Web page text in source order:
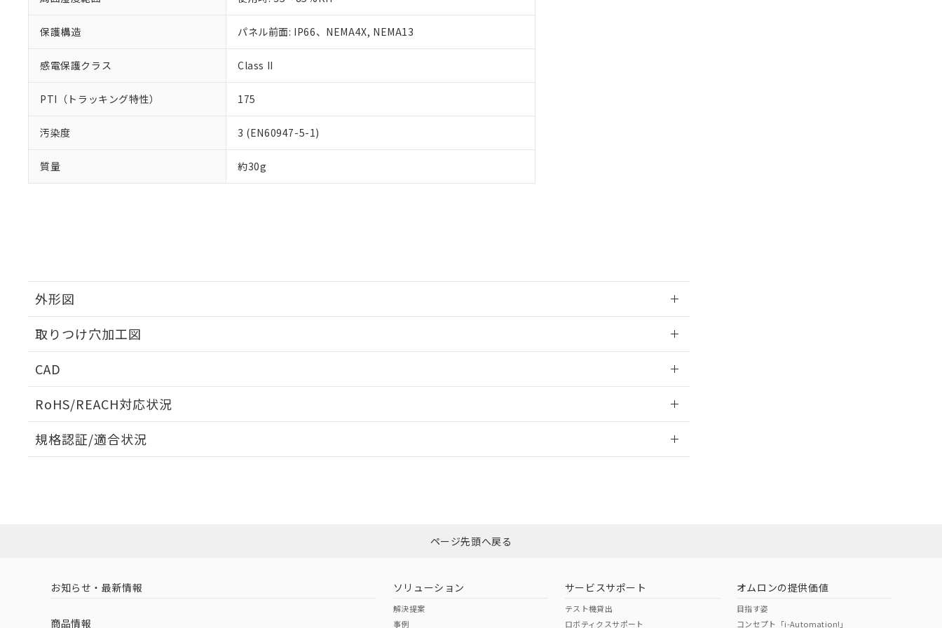
保護構造 パネル前面: IP66、NEMA4X, NEMA13
感電保護クラス Class II
PTI（トラッキング特性） 175
汚染度 3 (EN60947-5-1)
質量 約30g
外形図
取りつけ穴加工図
CAD
RoHS/REACH対応状況
EU RoHS 注意事項・凡例
ダウンロードはこちら
中国 RoHS 注意事項・凡例
規格認証/適合状況
（イギリス
（ノルウェー
（日本
（アメリカ
EU RoHS指令（10物質）の非含有証明書
51物質の非含有証明書（当社基準）
※本証明書は発行日時点で非含有を証明するもので、過去に遡って非含有を証明するものではありません。
また、RoHS指令のフタル酸エステル類４物質の対応では、対応完了までの期間は出荷製品に未対応品が
混在することから備考欄に対応日を記載しておりました。
既に当社にて対応品への在庫切替を完了していることから、特段のことがない限り、2022年1月12日よ
り割愛しております。
ページ先頭へ戻る
お知らせ・最新情報
商品情報
ソリューション
解決提案
事例
サービスサポート
テスト機貸出
ロボティクスサポート
オムロンの提供価値
目指す姿
コンセプト「i-Automation!」